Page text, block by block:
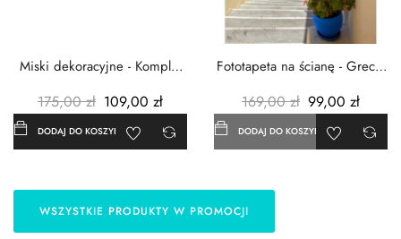
Miski dekoracyjne - Komplet
175,00 zł 109,00 zł
DODAJ DO KOSZYKA
Fototapeta na ścianę - Grecja
169,00 zł 99,00 zł
DODAJ DO KOSZYKA
WSZYSTKIE PRODUKTY W PROMOCJI